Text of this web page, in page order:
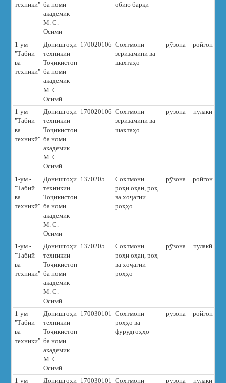
техникӣ" ба номи
академик
М. С.
Осимӣ
обию барқӣ
1-ум -
"Табиӣ
ва
техникӣ"
Донишгоҳи
техникии
Тоҷикистон
ба номи
академик
М. С.
Осимӣ
170020106 Сохтмони
зеризаминӣ ва
шахтаҳо
рӯзона ройгон
1-ум -
"Табиӣ
ва
техникӣ"
Донишгоҳи
техникии
Тоҷикистон
ба номи
академик
М. С.
Осимӣ
170020106 Сохтмони
зеризаминӣ ва
шахтаҳо
рӯзона пулакӣ
1-ум -
"Табиӣ
ва
техникӣ"
Донишгоҳи
техникии
Тоҷикистон
ба номи
академик
М. С.
Осимӣ
1370205
Сохтмони
роҳи оҳан, роҳ
ва хоҷагии
роҳҳо
рӯзона ройгон
1-ум -
"Табиӣ
ва
техникӣ"
Донишгоҳи
техникии
Тоҷикистон
ба номи
академик
М. С.
Осимӣ
1370205
Сохтмони
роҳи оҳан, роҳ
ва хоҷагии
роҳҳо
рӯзона пулакӣ
1-ум -
"Табиӣ
ва
техникӣ"
Донишгоҳи
техникии
Тоҷикистон
ба номи
академик
М. С.
Осимӣ
170030101 Сохтмони
роҳҳо ва
фурудгоҳҳо
рӯзона ройгон
1-ум -
Донишгоҳи 170030101 Сохтмони
рӯзона пулакӣ